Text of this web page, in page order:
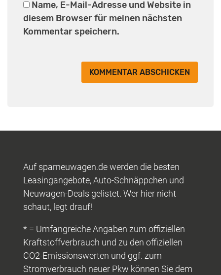
Name, E-Mail-Adresse und Website in
diesem Browser für meinen nächsten
Kommentar speichern.
Auf sparneuwagen.de werden die besten
Leasingangebote, Auto-Schnäppchen und
Neuwagen-Deals gelistet. Wer hier nicht
schaut, legt drauf!
* = Umfangreiche Angaben zum offiziellen
Kraftstoffverbrauch und zu den offiziellen
CO2-Emissionswerten und ggf. zum
Stromverbrauch neuer Pkw können Sie dem